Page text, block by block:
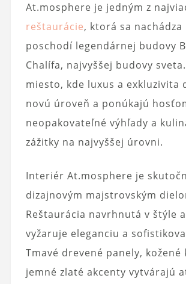
At.mosphere je jedným z
reštaurácie, ktorá sa nachádza
poschodí legendárnej budovy
Chalífa, najvyššej budovy
miesto, kde luxus a exkluzivita
novú úroveň a ponúkajú
neopakovateľné výhľady a
zážitky na najvyššej úrovni.
Interiér At.mosphere je
dizajnovým majstrovským
Reštaurácia navrhnutá v štýle
vyžaruje eleganciu a
Tmavé drevené panely, kožené
jemné zlaté akcenty vytvárajú